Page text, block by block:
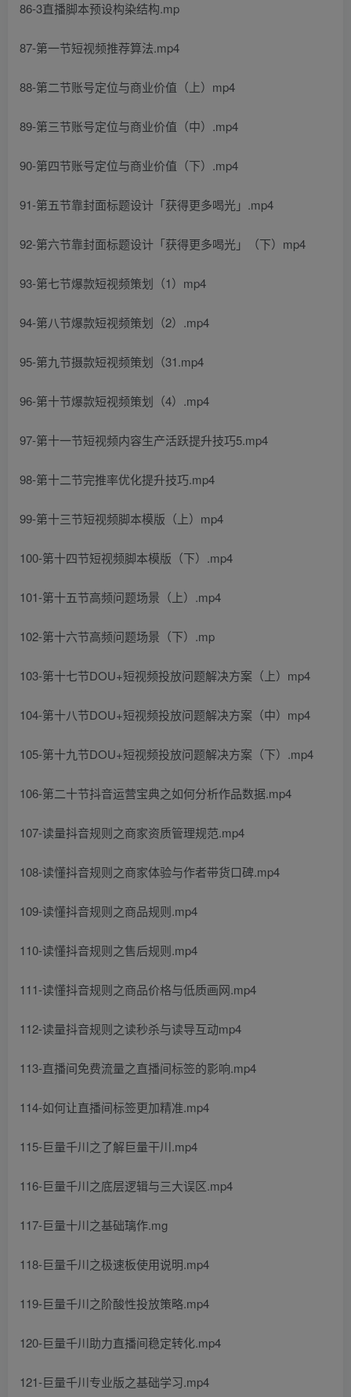
86-3直播脚本预设构染结构.mp
87-第一节短视频推荐算法.mp4
88-第二节账号定位与商业价值（上）mp4
89-第三节账号定位与商业价值（中）.mp4
90-第四节账号定位与商业价值（下）.mp4
91-第五节靠封面标题设计「获得更多喝光」.mp4
92-第六节靠封面标题设计「获得更多喝光」（下）mp4
93-第七节爆款短视频策划（1）mp4
94-第八节爆款短视频策划（2）.mp4
95-第九节摄款短视频策划（31.mp4
96-第十节爆款短视频策划（4）.mp4
97-第十一节短视频内容生产活跃提升技巧5.mp4
98-第十二节完推率优化提升技巧.mp4
99-第十三节短视频脚本模版（上）mp4
100-第十四节短视频脚本模版（下）.mp4
101-第十五节高频问题场景（上）.mp4
102-第十六节高频问题场景（下）.mp
103-第十七节DOU+短视频投放问题解决方案（上）mp4
104-第十八节DOU+短视频投放问题解决方案（中）mp4
105-第十九节DOU+短视频投放问题解决方案（下）.mp4
106-第二十节抖音运营宝典之如何分析作品数据.mp4
107-读量抖音规则之商家资质管理规范.mp4
108-读懂抖音规则之商家体验与作者带货口碑.mp4
109-读懂抖音规则之商品规则.mp4
110-读懂抖音规则之售后规则.mp4
111-读懂抖音规则之商品价格与低质画网.mp4
112-读量抖音规则之读秒杀与读导互动mp4
113-直播间免费流量之直播间标签的影响.mp4
114-如何让直播间标签更加精准.mp4
115-巨量千川之了解巨量干川.mp4
116-巨量千川之底层逻辑与三大误区.mp4
117-巨量十川之基础璃作.mg
118-巨量千川之极速板使用说明.mp4
119-巨量千川之阶酸性投放策略.mp4
120-巨量千川助力直播间稳定转化.mp4
121-巨量千川专业版之基础学习.mp4